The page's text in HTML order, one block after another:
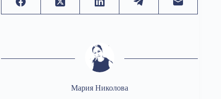
Мария Николова